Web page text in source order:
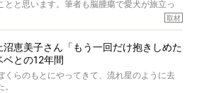
愛っぷりは、思ってた以上！ ガチ中のガチ
とと思います。筆者も脳腫瘍で愛犬が旅立っ
からこそ、どれほど厄介で困難な病気かを理
レンチブルドッグの桃太郎は9歳で脳腫瘍を発
4年7ヶ月間も生き抜いたのです。旅立ったと
歳と11ヶ月、レジェンド級のレジェンドでし
、治療後3年間は一度も発作が起きなかったと
取材
沼恵美子さん「もう一回だけ抱きしめた
ベとの12年間
くらのもとにやってきて、流れ星のように去